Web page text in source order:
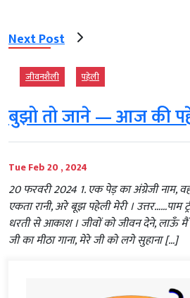
Next Post
जीवनशैली पहेली
बुझो तो जाने — आज की
Tue Feb 20 , 2024
20 फरवरी 2024 1. एक पेड़ का अंग्रेजी नाम,
एकता रानी, अरे बूझ पहेली मेरी । उत्तर……पाम
धरती से आकाश । जीवों को जीवन देने, लाऊँ मैं
जी का मीठा गाना, मेरे जी को लगे सुहाना […]